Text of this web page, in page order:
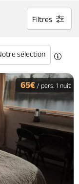
Filtres
sélection
65€ / pers. 1 nuit